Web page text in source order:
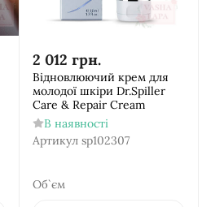
2 012 грн.
Відновлюючий крем для
молодої шкіри Dr.Spiller
Care & Repair Cream
В наявності
Артикул sp102307
Об`єм